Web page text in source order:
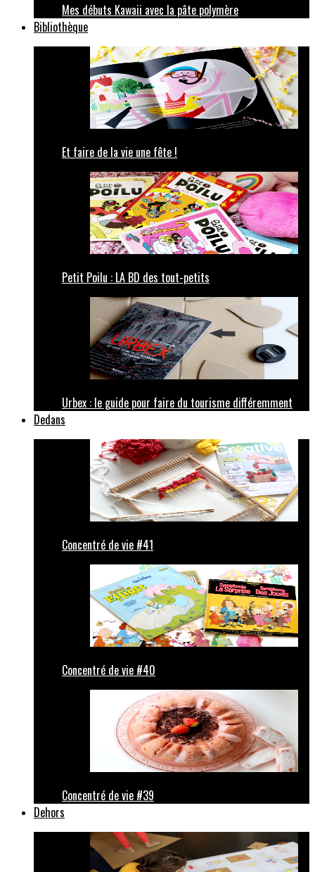
Mes débuts Kawaii avec la pâte polymère
Bibliothèque
Et faire de la vie une fête !
Petit Poilu : LA BD des tout-petits
Urbex : le guide pour faire du tourisme différemment
Dedans
Concentré de vie #41
Concentré de vie #40
Concentré de vie #39
Dehors